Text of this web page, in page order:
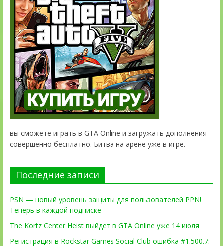
вы сможете играть в GTA Online и загружать дополнения
совершенно бесплатно. Битва на арене уже в игре.
Последние записи
PSN — новый уровень защиты для пользователей PPN!
Теперь в каждой подписке
The Kortz Center Heist выйдет в GTA Online уже 14 июля
Регистрация в Rockstar Games Social Club ошибка #1.500.7: